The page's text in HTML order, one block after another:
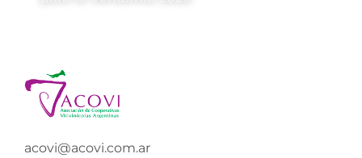
acovi@acovi.com.ar